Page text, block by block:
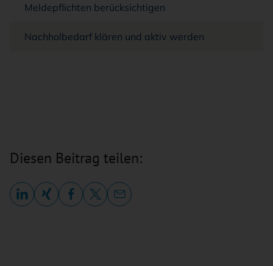
Meldepflichten berücksichtigen
Nachholbedarf klären und aktiv werden
Diesen Beitrag teilen: